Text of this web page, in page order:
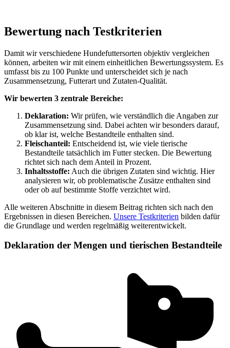
Bewertung nach Testkriterien
Damit wir verschiedene Hundefuttersorten objektiv vergleichen
können, arbeiten wir mit einem einheitlichen Bewertungssystem. Es
umfasst bis zu 100 Punkte und unterscheidet sich je nach
Zusammensetzung, Futterart und Zutaten-Qualität.
Wir bewerten 3 zentrale Bereiche:
Deklaration: Wir prüfen, wie verständlich die Angaben zur
Zusammensetzung sind. Dabei achten wir besonders darauf,
ob klar ist, welche Bestandteile enthalten sind.
Fleischanteil: Entscheidend ist, wie viele tierische
Bestandteile tatsächlich im Futter stecken. Die Bewertung
richtet sich nach dem Anteil in Prozent.
Inhaltsstoffe: Auch die übrigen Zutaten sind wichtig. Hier
analysieren wir, ob problematische Zusätze enthalten sind
oder ob auf bestimmte Stoffe verzichtet wird.
Alle weiteren Abschnitte in diesem Beitrag richten sich nach den
Ergebnissen in diesen Bereichen. Unsere Testkriterien bilden dafür
die Grundlage und werden regelmäßig weiterentwickelt.
Deklaration der Mengen und tierischen Bestandteile